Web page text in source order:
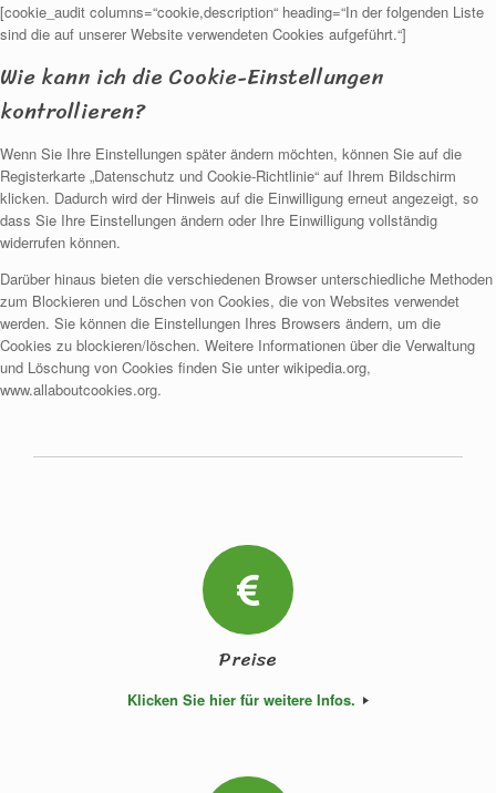
[cookie_audit columns=“cookie,description“ heading=“In der folgenden Liste
sind die auf unserer Website verwendeten Cookies aufgeführt.“]
Wie kann ich die Cookie-Einstellungen
kontrollieren?
Wenn Sie Ihre Einstellungen später ändern möchten, können Sie auf die
Registerkarte „Datenschutz und Cookie-Richtlinie“ auf Ihrem Bildschirm
klicken. Dadurch wird der Hinweis auf die Einwilligung erneut angezeigt, so
dass Sie Ihre Einstellungen ändern oder Ihre Einwilligung vollständig
widerrufen können.
Darüber hinaus bieten die verschiedenen Browser unterschiedliche Methoden
zum Blockieren und Löschen von Cookies, die von Websites verwendet
werden. Sie können die Einstellungen Ihres Browsers ändern, um die
Cookies zu blockieren/löschen. Weitere Informationen über die Verwaltung
und Löschung von Cookies finden Sie unter wikipedia.org,
www.allaboutcookies.org.
Preise
Klicken Sie hier für weitere Infos.